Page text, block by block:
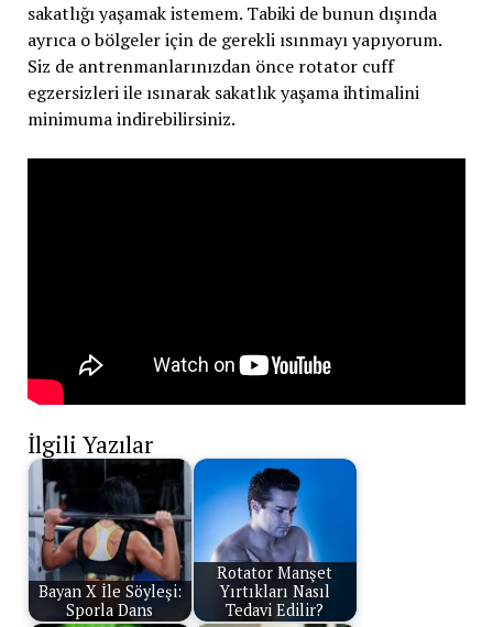
sakatlığı yaşamak istemem. Tabiki de bunun dışında
ayrıca o bölgeler için de gerekli ısınmayı yapıyorum.
Siz de antrenmanlarınızdan önce rotator cuff
egzersizleri ile ısınarak sakatlık yaşama ihtimalini
minimuma indirebilirsiniz.
İlgili Yazılar
Bayan X İle Söyleşi:
Sporla Dans
Rotator Manşet
Yırtıkları Nasıl
Tedavi Edilir?